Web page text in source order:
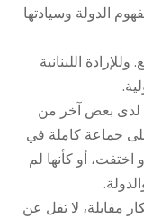
الدولة وسيادتها
اللبنانية
لدى بعض آخر من
جماعة كاملة في
اختفت، أو كأنها لم
مقابلة، لا تقل عن